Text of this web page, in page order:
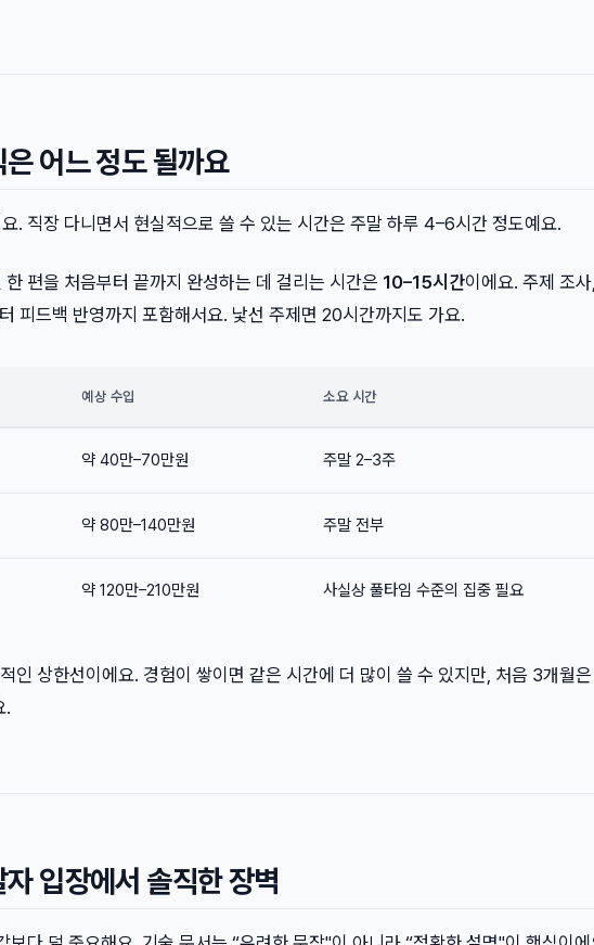
어느 정도 될까요
. 직장 다니면서 현실적으로 쓸 수 있는 시간은 주말 하루 4–6시간 정도예요.
한 편을 처음부터 끝까지 완성하는 데 걸리는 시간은 10–15시간이에요. 주제 조
피드백 반영까지 포함해서요. 낯선 주제면 20시간까지도 가요.
예상 수입 소요 시간
약 40만–70만원 주말 2–3주
약 80만–140만원 주말 전부
약 120만–210만원 사실상 풀타임 수준의 집중 필요
인 상한선이에요. 경험이 쌓이면 같은 시간에 더 많이 쓸 수 있지만, 처음 3개월
.
입장에서 솔직한 장벽